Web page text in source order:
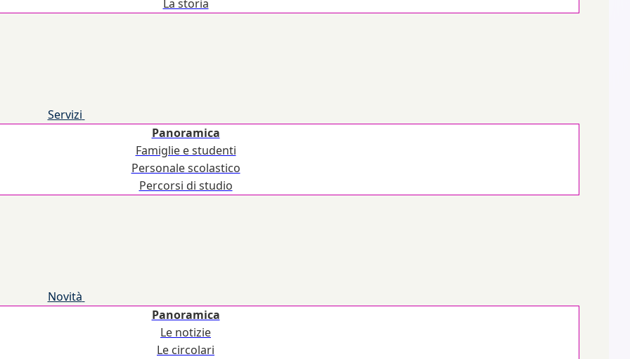
La storia
Servizi
Panoramica
Famiglie e studenti
Personale scolastico
Percorsi di studio
Novità
Panoramica
Le notizie
Le circolari